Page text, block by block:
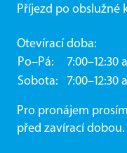
Příjezd po obslužné
Otevírací doba:
Po–Pá
7:00–12:30
Sobota
7:00–12:30
Pro pronájem
před zavírací dobou.